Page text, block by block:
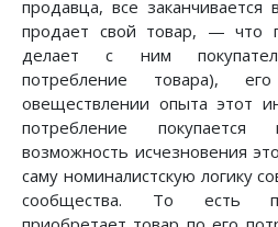
продавца, все
продает свой товар, — что
делает с ним
потребление товара),
овеществлении опыта этот
потребление
возможность исчезновения
саму номиналистскую логику
сообщества. То есть